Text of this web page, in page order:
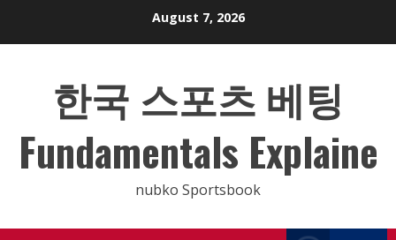
August 7, 2026
한국 스포츠 베팅
Fundamentals Explaine
nubko Sportsbook